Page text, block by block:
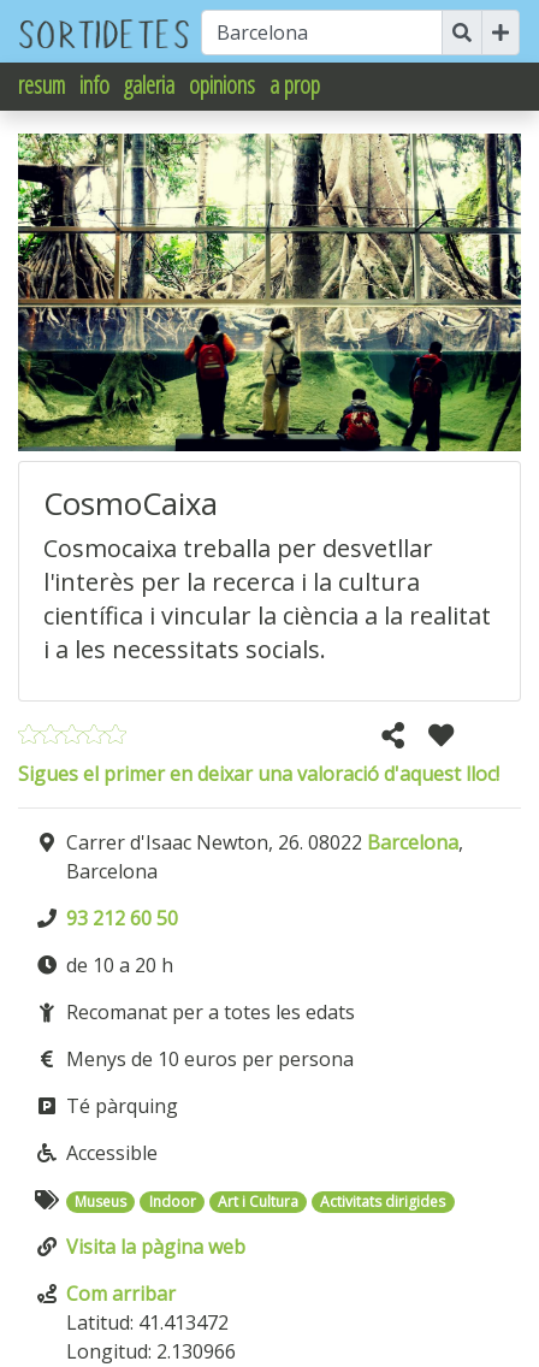
resum info galeria opinions a prop
CosmoCaixa
Cosmocaixa treballa per desvetllar
l'interès per la recerca i la cultura
científica i vincular la ciència a la realitat
i a les necessitats socials.
Sigues el primer en deixar una valoració d'aquest lloc!
Carrer d'Isaac Newton, 26. 08022 Barcelona,
Barcelona
93 212 60 50
de 10 a 20 h
Recomanat per a totes les edats
Menys de 10 euros per persona
Té pàrquing
Accessible
Museus Indoor Art i Cultura Activitats dirigides
Visita la pàgina web
Com arribar
Latitud: 41.413472
Longitud: 2.130966